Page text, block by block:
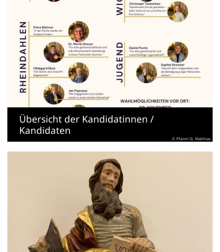
Übersicht der Kandidatinnen /
Kandidaten
© Pfarrei St. Matthias